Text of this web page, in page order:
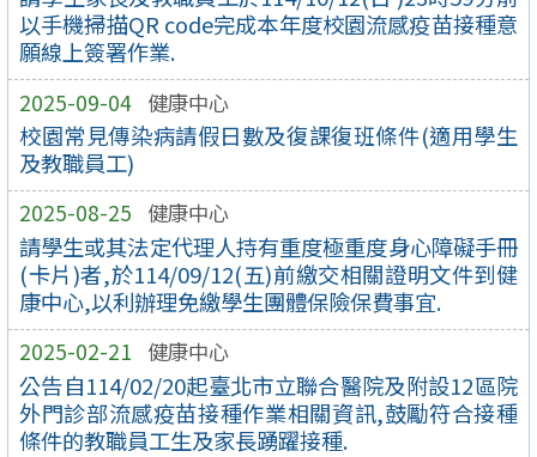
以手機掃描QR code完成本年度校園流感疫苗接種意
願線上簽署作業.
2025-09-04 健康中心
校園常見傳染病請假日數及復課復班條件(適用學生
及教職員工)
2025-08-25 健康中心
請學生或其法定代理人持有重度極重度身心障礙手冊
(卡片)者,於114/09/12(五)前繳交相關證明文件到健
康中心,以利辦理免繳學生團體保險保費事宜.
2025-02-21 健康中心
公告自114/02/20起臺北市立聯合醫院及附設12區院
外門診部流感疫苗接種作業相關資訊,鼓勵符合接種
條件的教職員工生及家長踴躍接種.